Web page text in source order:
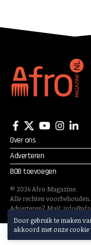
Door gebruik te maken
akkoord met onze
Over ons
Adverteren
BOB toevoegen
© 2026Afro Magazine.
Alle rechten voorbehouden.
Adverteren? Mail: